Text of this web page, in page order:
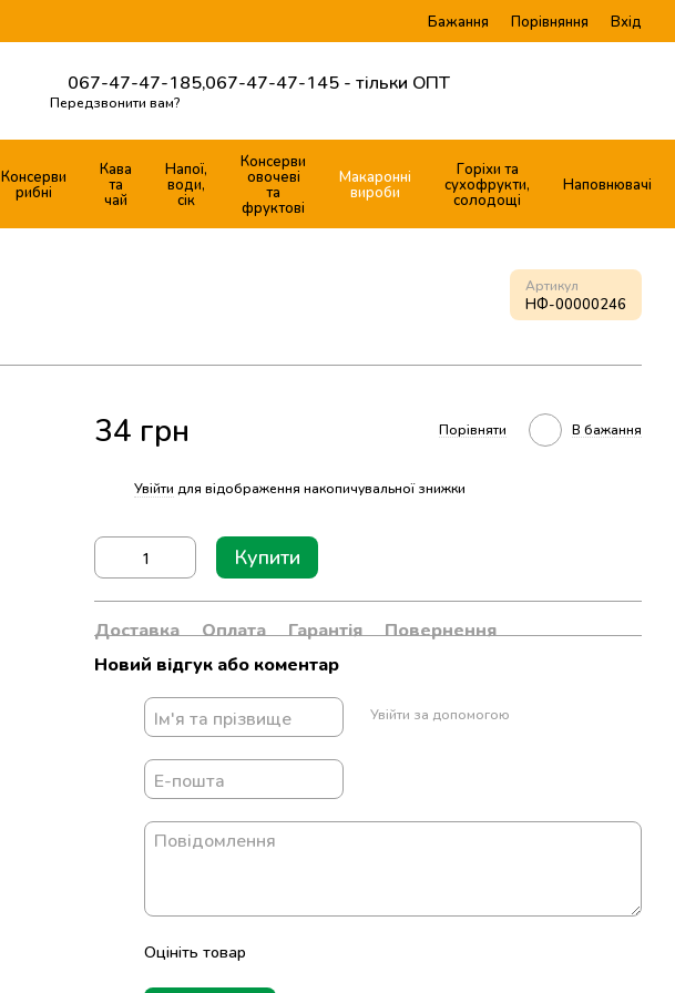
Бажання Порівняння Вхід
067-47-47-185, 067-47-47-145 - тільки ОПТ
Передзвонити вам?
Консерви
рибні
Кава
та
чай
Напої,
води,
сік
Консерви
овочеві
та
фруктові
Макаронні
вироби
Горіхи та
сухофрукти,
солодощі
Наповнювачі
Артикул
НФ-00000246
34 грн Порівняти В бажання
Увійти для відображення накопичувальної знижки
Купити
Доставка Оплата Гарантія
Повернення
Новий відгук або коментар
Увійти за допомогою
Оцініть товар